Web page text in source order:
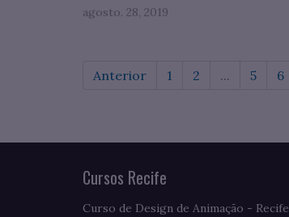
agosto. 28, 2019
Anterior 1 2 ... 5 6
Cursos Recife
Curso de Design de Animação - Recife